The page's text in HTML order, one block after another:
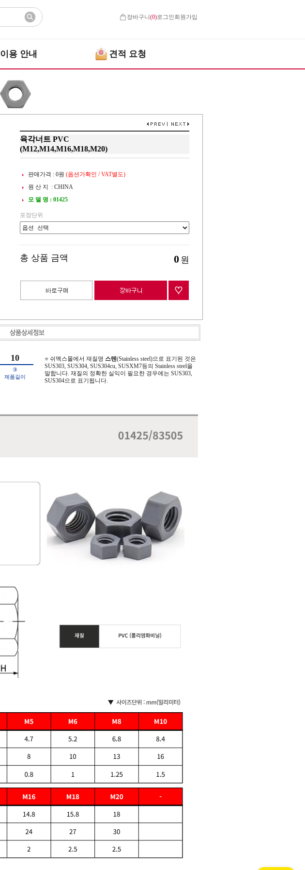
장바구니(0)로그인 회원가입
이용 안내 견적 요청
육각너트 PVC
(M12,M14,M16,M18,M20)
판매가격 : 0원 (옵션가확인 / VAT별도)
원 산 지 : CHINA
모 델 명 : 01425
포장단위
총 상품 금액 0 원
10
③
제품길이
⭐ 쉬멕스몰에서 재질명 스텐(Stainless steel)으로 표기된 것은
SUS303, SUS304, SUS304cu, SUSXM7등의 Stainless steel을
말합니다. 재질의 정확한 실익이 필요한 경우에는 SUS303,
SUS304으로 표기됩니다.